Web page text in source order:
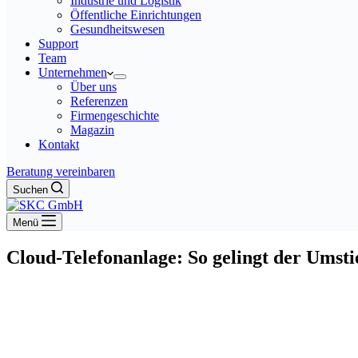
Öffentliche Einrichtungen
Gesundheitswesen
Support
Team
Unternehmen
Über uns
Referenzen
Firmengeschichte
Magazin
Kontakt
Beratung vereinbaren
Suchen
Menü
Cloud-Telefonanlage: So gelingt der